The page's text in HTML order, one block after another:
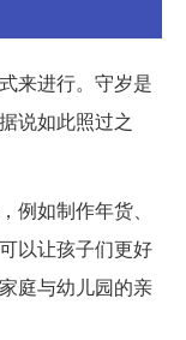
来进行。守岁是
说如此照过之
例如制作年货、
以让孩子们更好
庭与幼儿园的亲